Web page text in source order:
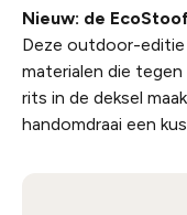
Nieuw: de
Deze outdoor-
materialen die
rits in de deksel
handomdraai een